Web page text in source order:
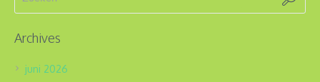
Archives
juni 2026